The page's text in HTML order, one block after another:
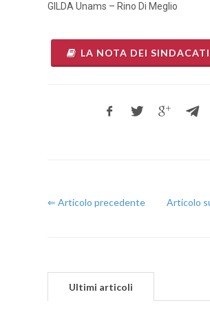
GILDA Unams – Rino Di Meglio
LA NOTA DEI
⇐ Articolo precedente Articolo
Ultimi articoli